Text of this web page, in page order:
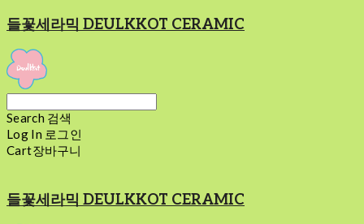
들꽃세라믹 DEULKKOT CERAMIC
Search 검색
Log In 로그인
Cart장바구니
들꽃세라믹 DEULKKOT CERAMIC